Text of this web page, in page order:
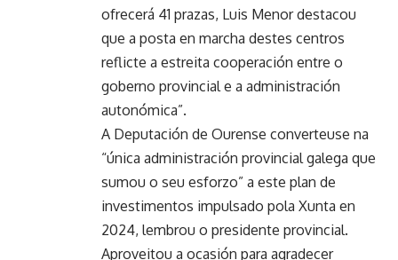
ofrecerá 41 prazas, Luis Menor destacou
que a posta en marcha destes centros
reflicte a estreita cooperación entre o
goberno provincial e a administración
autonómica”.
A Deputación de Ourense converteuse na
“única administración provincial galega que
sumou o seu esforzo” a este plan de
investimentos impulsado pola Xunta en
2024, lembrou o presidente provincial.
Aproveitou a ocasión para agradecer